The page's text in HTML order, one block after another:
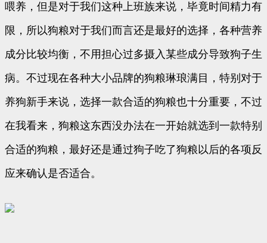
喂养，但是对于我们这种上班族来说，毕竟时间精力有
限，所以狗粮对于我们而言还是最好的选择，各种营养
成分比较均衡，不用担心过多摄入某些成分导致狗子生
病。不过现在各种大小品牌的狗粮琳琅满目，特别对于
养狗新手来说，选择一款合适的狗粮也十分重要，不过
在我看来，狗粮这东西没办法在一开始就选到一款特别
合适的狗粮，最好还是通过狗子吃了狗粮以后的各项反
应来确认是否适合。